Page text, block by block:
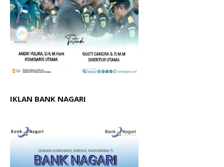
IKLAN BANK NAGARI